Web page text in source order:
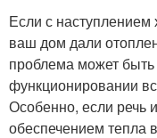
Если с наступлением
ваш дом дали
проблема может быть
функционировании
Особенно, если речь
обеспечением тепла